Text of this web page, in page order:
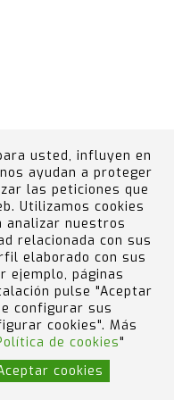
Política de
de riesgos y
by Code Barcelona
usted, influyen en
ayudan a proteger
las peticiones que
Utilizamos cookies
analizar nuestros
relacionada con sus
elaborado con sus
ejemplo, páginas
pulse "Aceptar
configurar sus
cookies". Más
de cookies"
cookies